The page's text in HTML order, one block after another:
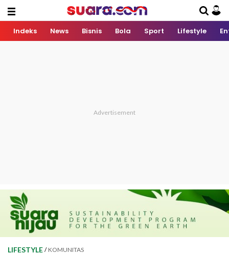
Indeks News Bisnis Bola Sport Lifestyle
LIFESTYLE / KOMUNITAS